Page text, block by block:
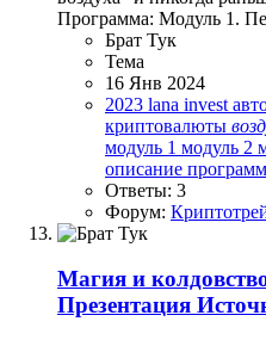
Программа: Модуль 1.
Брат Тук
Тема
16 Янв 2024
2023 lana invest
криптовалюты
модуль 1 модуль 2
описание
Ответы: 3
Форум:
Магия и
Презентация